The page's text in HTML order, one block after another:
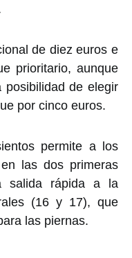
de diez euros e
prioritario, aunque
posibilidad de elegir
por cinco euros.
permite a los
las dos primeras
salida rápida a la
(16 y 17), que
las piernas.